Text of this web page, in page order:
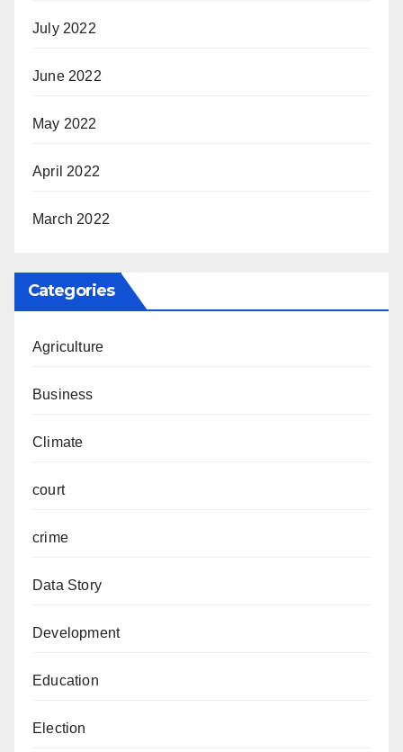
July 2022
June 2022
May 2022
April 2022
March 2022
Categories
Agriculture
Business
Climate
court
crime
Data Story
Development
Education
Election